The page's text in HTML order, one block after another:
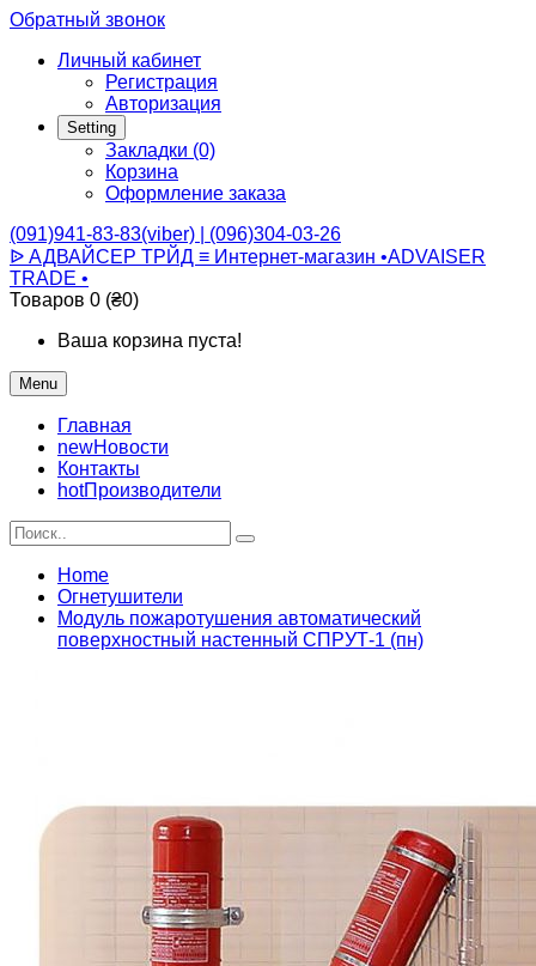
Обратный звонок
Личный кабинет
Регистрация
Авторизация
Setting
Закладки (0)
Корзина
Оформление заказа
(091)941-83-83(viber) | (096)304-03-26
ᐉ АДВАЙСЕР ТРЙД ≡ Интернет-магазин •ADVAISER
TRADE •
Товаров 0 (₴0)
Ваша корзина пуста!
Menu
Главная
newНовости
Контакты
hotПроизводители
Home
Огнетушители
Модуль пожаротушения автоматический
поверхностный настенный СПРУТ-1 (пн)